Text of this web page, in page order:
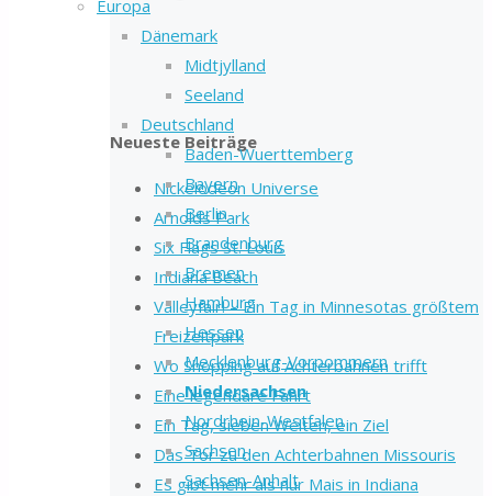
Europa
Dänemark
Midtjylland
Seeland
Deutschland
Baden-Wuerttemberg
Bayern
Berlin
Brandenburg
Bremen
Hamburg
Hessen
Mecklenburg-Vorpommern
Niedersachsen
Nordrhein-Westfalen
Sachsen
Sachsen-Anhalt
Neueste Beiträge
Nickelodeon Universe
Arnolds Park
Six Flags St. Louis
Indiana Beach
Valleyfair! – Ein Tag in Minnesotas größtem
Freizeitpark
Wo Shopping auf Achterbahnen trifft
Eine legendäre Fahrt
Ein Tag, sieben Welten, ein Ziel
Das Tor zu den Achterbahnen Missouris
Es gibt mehr als nur Mais in Indiana